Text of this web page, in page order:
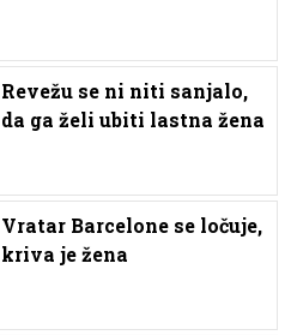
Revežu se ni niti sanjalo,
da ga želi ubiti lastna žena
Vratar Barcelone se ločuje,
kriva je žena